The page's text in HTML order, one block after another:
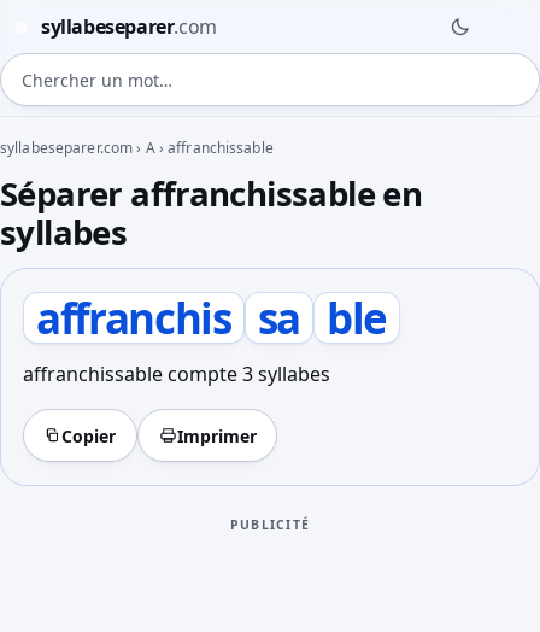
syllabeseparer.com
Chercher un mot
syllabeseparer.com› A›affranchissable
Séparer affranchissable en
syllabes
affranchis sa ble
affranchissable compte 3 syllabes
Copier Imprimer
PUBLICITÉ